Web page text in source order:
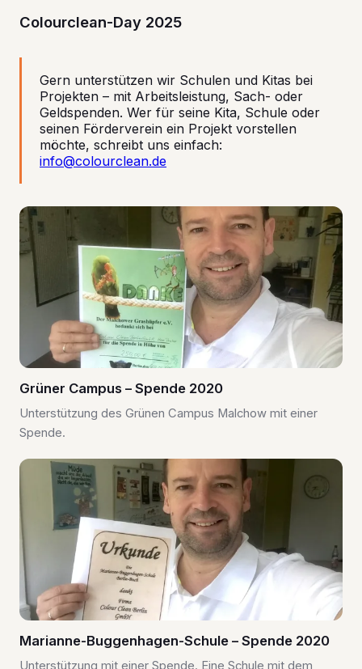
Colourclean-Day 2025
Gern unterstützen wir Schulen und Kitas bei
Projekten – mit Arbeitsleistung, Sach- oder
Geldspenden. Wer für seine Kita, Schule oder
seinen Förderverein ein Projekt vorstellen
möchte, schreibt uns einfach:
info@colourclean.de
Grüner Campus – Spende 2020
Unterstützung des Grünen Campus Malchow mit einer
Spende.
Marianne-Buggenhagen-Schule – Spende 2020
Unterstützung mit einer Spende. Eine Schule mit dem